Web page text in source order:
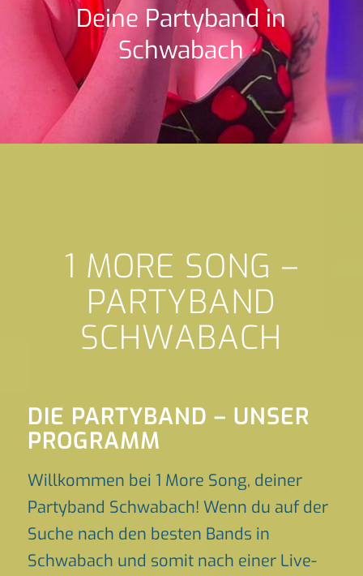
Deine Partyband in
Schwabach
1 MORE SONG –
PARTYBAND
SCHWABACH
DIE PARTYBAND – UNSER
PROGRAMM
Willkommen bei 1 More Song, deiner
Partyband Schwabach! Wenn du auf der
Suche nach den besten Bands in
Schwabach und somit nach einer Live-